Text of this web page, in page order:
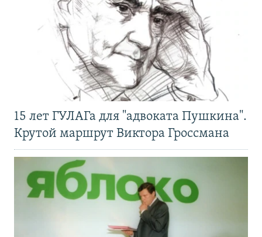
15 лет ГУЛАГа для "адвоката Пушкина".
Крутой маршрут Виктора Гроссмана